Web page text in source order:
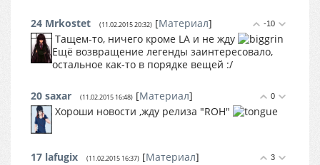
-10
24 Mrkostet (11.02.2015 20:32) [Материал]
Тащем-то, ничего кроме LA и не жду
Ещё возвращение легенды заинтересовало,
остальное как-то в порядке вещей :/
0
20 saxar (11.02.2015 16:48) [Материал]
Хороши новости ,жду релиза "ROH"
3
17 lafugix (11.02.2015 16:37) [Материал]